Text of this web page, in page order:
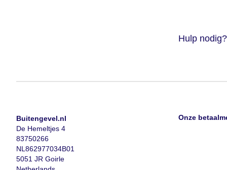
Hulp nodig?
Buitengevel.nl
De Hemeltjes 4
83750266
NL862977034B01
5051 JR Goirle
Onze